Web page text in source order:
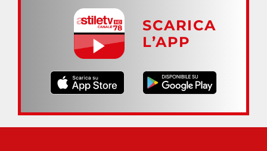
SCARICA
L’APP